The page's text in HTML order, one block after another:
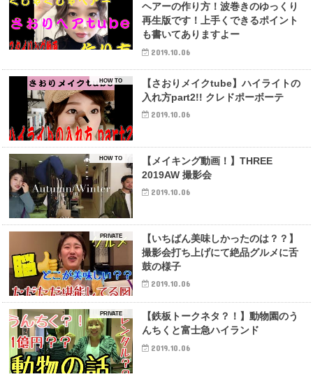
ヘアーの作り方！波巻きのゆっくり
再生版です！上手くできるポイント
も書いてありますよー
2019.10.06
HOW TO
【さおりメイクtube】ハイライトの
入れ方part2!! クレドポーボーテ
2019.10.06
HOW TO
【メイキング動画！】THREE
2019AW 撮影会
2019.10.06
PRIVATE
【いちばん美味しかったのは？？】
撮影会打ち上げにて絶品グルメに舌
鼓の様子
2019.10.06
PRIVATE
【鉄板トークネタ？！】動物園のう
んちくと富士急ハイランド
2019.10.06